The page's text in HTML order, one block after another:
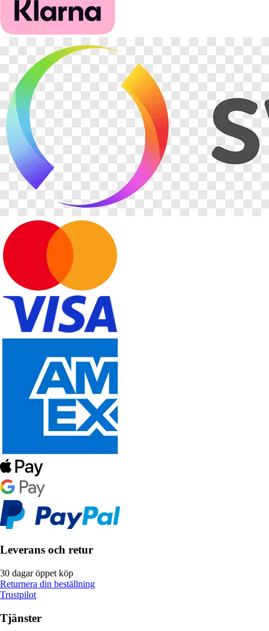
Leverans och retur
30 dagar öppet köp
Returnera din beställning
Trustpilot
Tjänster